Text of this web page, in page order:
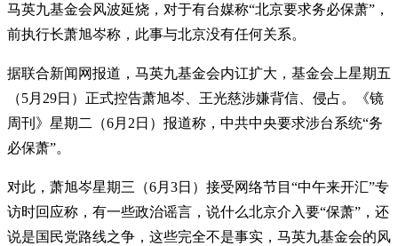
马英九基金会风波延烧，对于有台媒称“北京要求务必保萧”，
前执行长萧旭岑称，此事与北京没有任何关系。
据联合新闻网报道，马英九基金会内讧扩大，基金会上星期五
（5月29日）正式控告萧旭岑、王光慈涉嫌背信、侵占。《镜
周刊》星期二（6月2日）报道称，中共中央要求涉台系统“务
必保萧”。
对此，萧旭岑星期三（6月3日）接受网络节目“中午来开汇”专
访时回应称，有一些政治谣言，说什么北京介入要“保萧”，还
说是国民党路线之争，这些完全不是事实，马英九基金会的风